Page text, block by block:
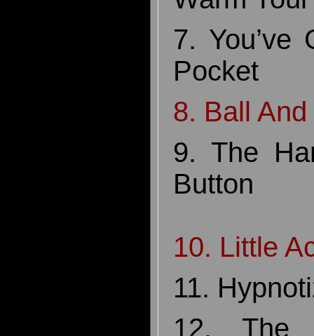
7. You’ve
Pocket
8. Ball
9. The
Button
10. Little
11.
12. The